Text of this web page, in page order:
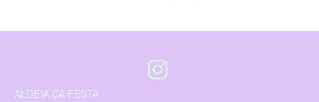
ALDEIA DA FESTA